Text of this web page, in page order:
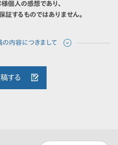
個人の感想であり、
証するものではありません。
する